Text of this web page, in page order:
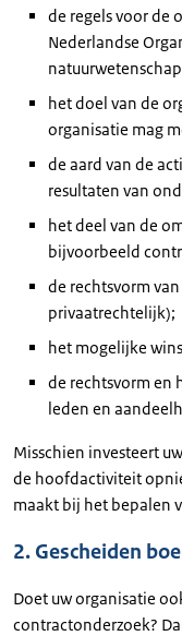
de regels voor de
Nederlandse
het doel van de
organisatie mag
de aard van de
resultaten van
het deel van de
bijvoorbeeld
de rechtsvorm
privaatrechtelijk);
het mogelijke
de rechtsvorm en
leden en
Misschien investeert
de hoofdactiviteit
maakt bij het bepalen
2. Gescheiden
Doet uw organisatie
contractonderzoek?